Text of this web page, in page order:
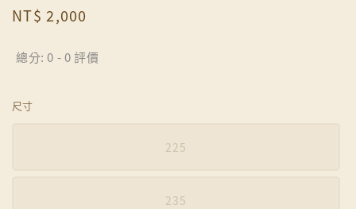
Regular
NT$ 2,000
總分:0 -0評價
尺寸
225
235